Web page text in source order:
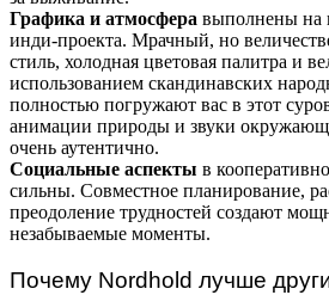
Графика и атмосфера выполнены на
инди-проекта. Мрачный, но
стиль, холодная цветовая палитра и
использованием скандинавских
полностью погружают вас в этот
анимации природы и звуки
очень аутентично.
Социальные аспекты в
сильны. Совместное планирование,
преодоление трудностей создают
незабываемые моменты.
Почему Nordhold лучше